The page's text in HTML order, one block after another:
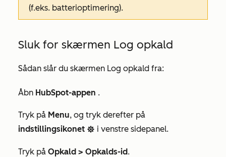
(f.eks. batterioptimering).
Sluk for skærmen Log opkald
Sådan slår du skærmen Log opkald fra:
Åbn HubSpot-appen .
Tryk på Menu, og tryk derefter på
indstillingsikonet settings i venstre sidepanel.
Tryk på Opkald > Opkalds-id.